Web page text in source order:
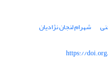
شهرام لنجان نژادیان
https://